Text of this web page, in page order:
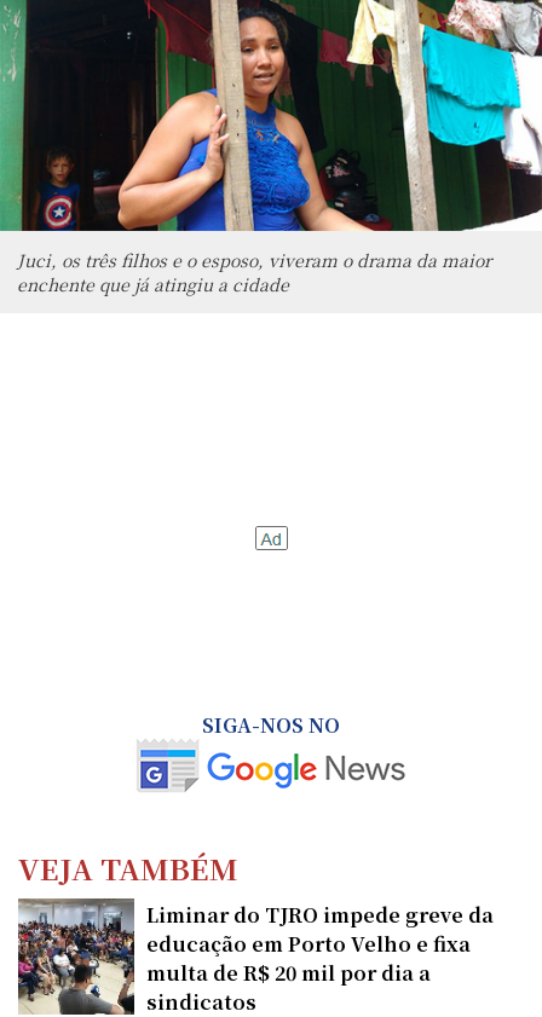
Juci, os três filhos e o esposo, viveram o drama da maior
enchente que já atingiu a cidade
SIGA-NOS NO
VEJA TAMBÉM
Liminar do TJRO impede greve da
educação em Porto Velho e fixa
multa de R$ 20 mil por dia a
sindicatos